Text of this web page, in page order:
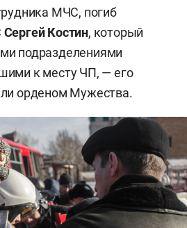
МЧС, погиб
Сергей Костин, который
подразделениями
к месту ЧП, — его
орденом Мужества.